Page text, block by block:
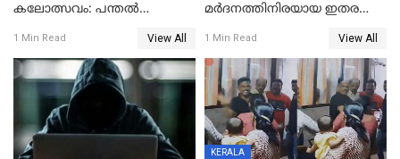
കലോത്സവം: പന്തൽ
1 Min Read View All
മർദനത്തിനിരയായ ഇതര
നടുക്കുന്ന സംഭവം
വാളയാറിൽ
1 Min Read View All
KERALA